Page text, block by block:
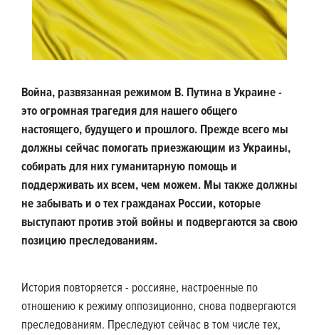
Война, развязанная режимом В. Путина в Украине -
это огромная трагедия для нашего общего
настоящего, будущего и прошлого. Прежде всего мы
должны сейчас помогать приезжающим из Украины,
собирать для них гуманитарную помощь и
поддерживать их всем, чем можем. Мы также должны
не забывать и о тех гражданах России, которые
выступают против этой войны и подвергаются за свою
позицию преследованиям.
История повторяется - россияне, настроенные по
отношению к режиму оппозиционно, снова подвергаются
преследованиям. Преследуют сейчас в том числе тех,